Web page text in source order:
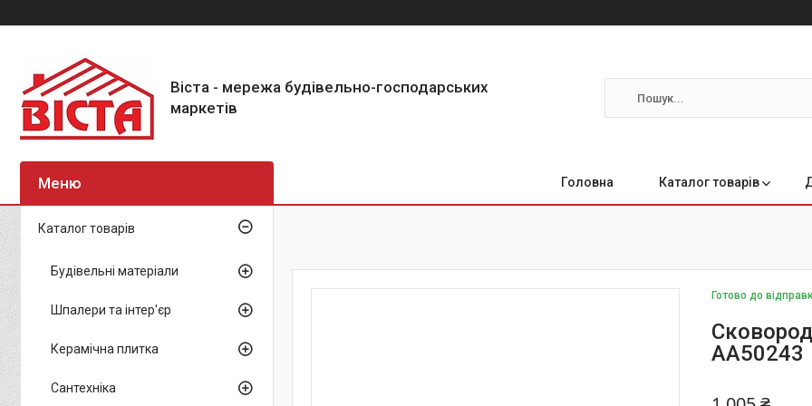
Віста - мережа будівельно-господарських
маркетів
Головна Каталог товарів
Готово до
АА50243
Каталог товарів
Будівельні матеріали
Шпалери та інтер'єр
Керамічна плитка
Сантехніка